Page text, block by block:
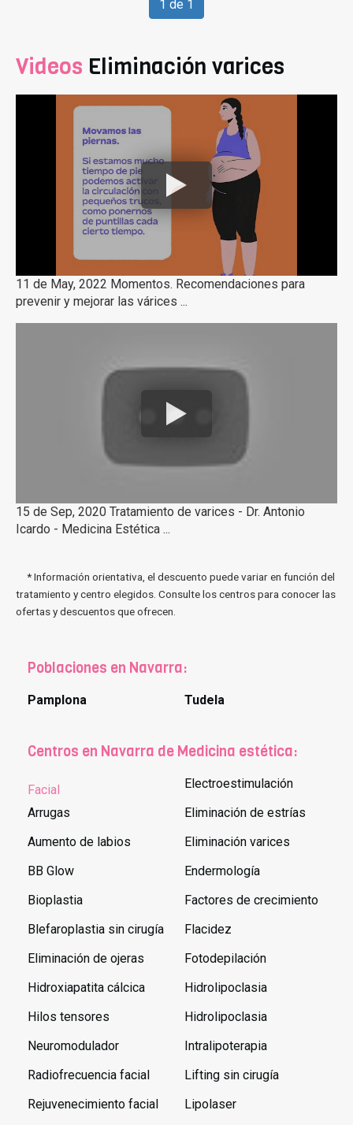
1 de 1
Videos Eliminación varices
11 de May, 2022 Momentos. Recomendaciones para
prevenir y mejorar las várices ...
15 de Sep, 2020 Tratamiento de varices - Dr. Antonio
Icardo - Medicina Estética ...
* Información orientativa, el descuento puede variar en función del
tratamiento y centro elegidos. Consulte los centros para conocer las
ofertas y descuentos que ofrecen.
Poblaciones en Navarra:
Pamplona Tudela
Centros en Navarra de Medicina estética:
Facial
Arrugas
Aumento de labios
BB Glow
Bioplastia
Blefaroplastia sin cirugía
Eliminación de ojeras
Hidroxiapatita cálcica
Hilos tensores
Neuromodulador
Radiofrecuencia facial
Rejuvenecimiento facial
Electroestimulación
Eliminación de estrías
Eliminación varices
Endermología
Factores de crecimiento
Flacidez
Fotodepilación
Hidrolipoclasia
Hidrolipoclasia
Intralipoterapia
Lifting sin cirugía
Lipolaser